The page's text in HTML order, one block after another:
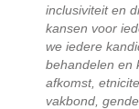
inclusiviteit en
kansen voor
we iedere
behandelen en
afkomst,
vakbond,